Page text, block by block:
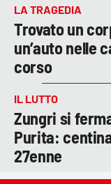
LA TRAGEDIA
Trovato un
un’auto nelle
corso
IL LUTTO
Zungri si
Purita:
27enne